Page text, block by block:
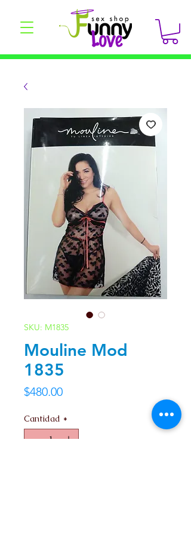
SKU: M1835
Mouline Mod
1835
$480.00Precio
Cantidad *